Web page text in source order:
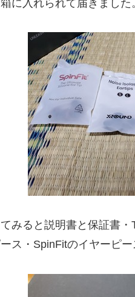
に入れられて届きました
みると説明書と保証書
ース・SpinFitのイヤーピ